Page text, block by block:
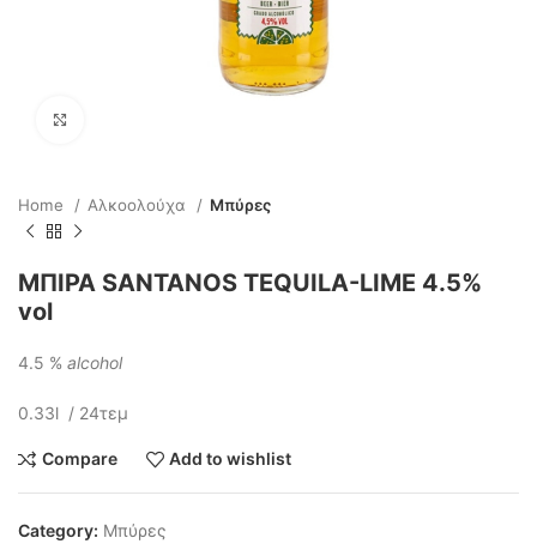
Home Αλκοολούχα Μπύρες
MΠΙΡΑ SANTANOS TEQUILA-LIME 4.5%
vol
4.5 % alcohol
0.33l / 24τεμ
Compare Add to wishlist
Category: Μπύρες